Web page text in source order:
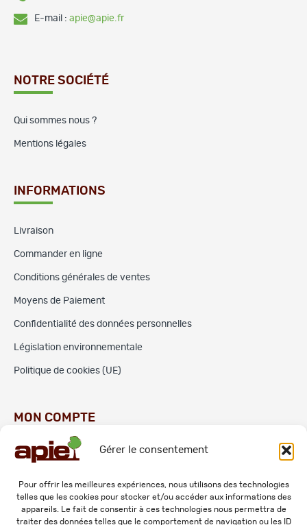
Gérer le consentement
Pour offrir les meilleures expériences, nous utilisons des technologies
telles que les cookies pour stocker et/ou accéder aux informations des
appareils. Le fait de consentir à ces technologies nous permettra de
traiter des données telles que le comportement de navigation ou les ID
E-mail : apie@apie.fr
NOTRE SOCIÉTÉ
Qui sommes nous ?
Mentions légales
INFORMATIONS
Livraison
Commander en ligne
Conditions générales de ventes
Moyens de Paiement
Confidentialité des données personnelles
Législation environnementale
Politique de cookies (UE)
MON COMPTE
Commandes
Adresses
Mes informations personnelles